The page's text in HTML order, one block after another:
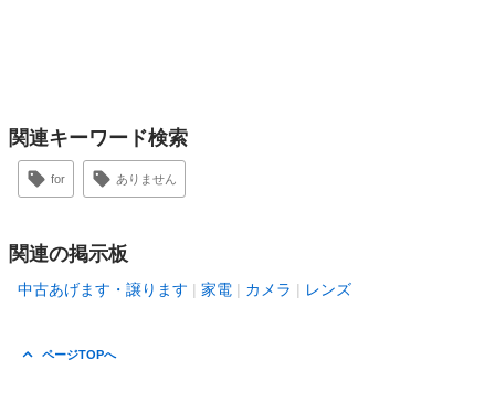
関連キーワード検索
for ありません
関連の掲示板
中古あげます・譲ります 家電 カメラ レンズ
ページTOPへ